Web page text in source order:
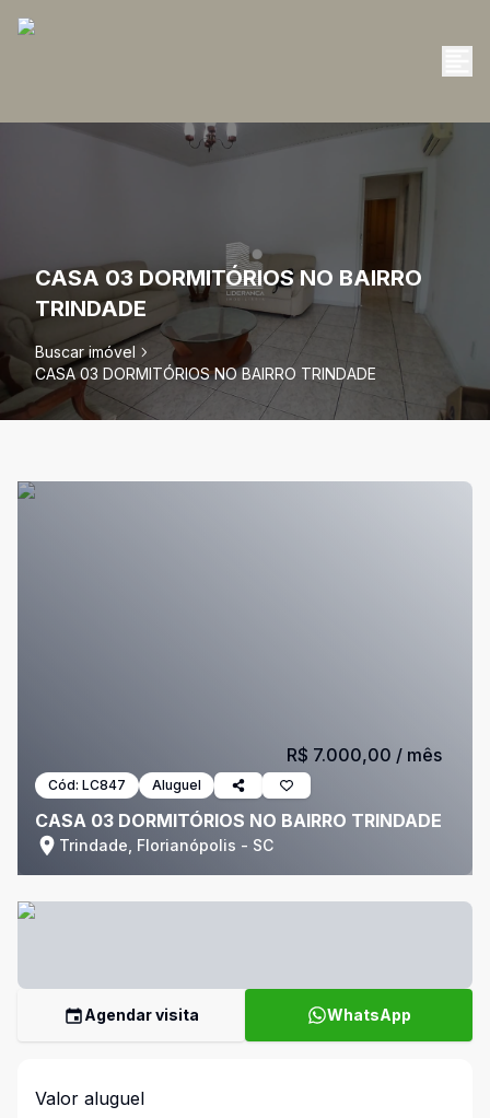
CASA 03 DORMITÓRIOS NO BAIRRO
TRINDADE
Buscar imóvel
CASA 03 DORMITÓRIOS NO BAIRRO TRINDADE
Cód: LC847 Aluguel
CASA 03 DORMITÓRIOS NO BAIRRO TRINDADE
Trindade, Florianópolis - SC
R$ 7.000,00 / mês
Agendar visita WhatsApp
Valor aluguel